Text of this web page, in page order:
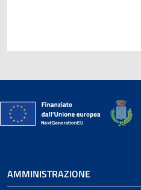
AMMINISTRAZIONE